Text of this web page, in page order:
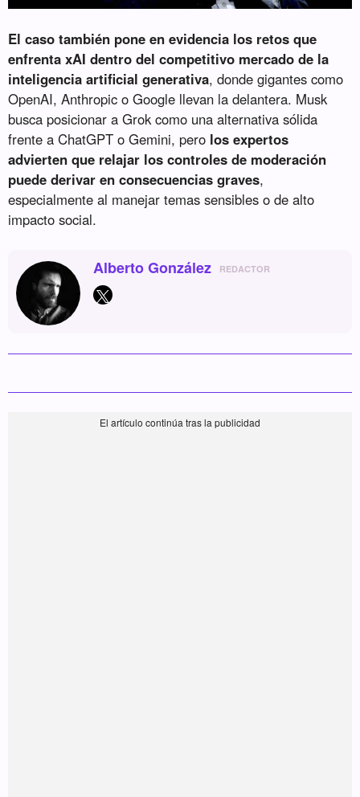
El caso también pone en evidencia los retos que
enfrenta xAI dentro del competitivo mercado de la
inteligencia artificial generativa, donde gigantes como
OpenAI, Anthropic o Google llevan la delantera. Musk
busca posicionar a Grok como una alternativa sólida
frente a ChatGPT o Gemini, pero los expertos
advierten que relajar los controles de moderación
puede derivar en consecuencias graves,
especialmente al manejar temas sensibles o de alto
impacto social.
Alberto González REDACTOR